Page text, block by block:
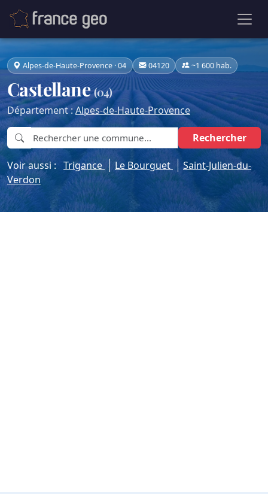
Alpes-de-Haute-Provence · 04 04120 ~1 600 hab.
Castellane(04)
Département :Alpes-de-Haute-Provence
Rechercher
Voir aussi : Trigance Le Bourguet
Saint-Julien-du-
Verdon